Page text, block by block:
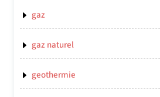
gaz
gaz naturel
geothermie